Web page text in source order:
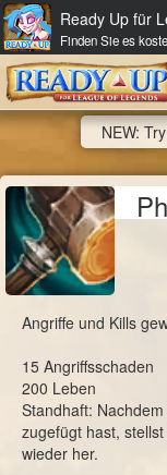
Ready Up für
Finden Sie es
NEW:
Angriffe und Kills
15 Angriffsschaden
200 Leben
Standhaft:
zugefügt hast,
wieder her.